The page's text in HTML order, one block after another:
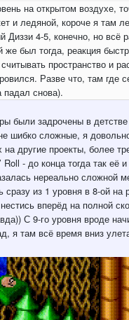
на открытом воздухе,
и ледяной, короче я там
Диззи 4-5, конечно, но всё
был тогда, реакция
пространство и
Разве что, там где
падал снова).
были задрочены в
шибко сложные, я
другие проекты, более
Roll - до конца тогда так её
нереально сложной
из 1 уровня в 8-ой на
вперёд на полной
С 9-го уровня вроде
я там всё время вниз